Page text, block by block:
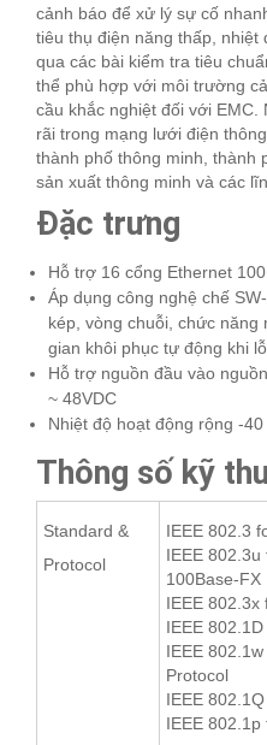
cảnh báo để xử lý sự cố
tiêu thụ điện năng thấp,
qua các bài kiểm tra tiêu
thể phù hợp với môi trường
cầu khắc nghiệt đối với
rãi trong mạng lưới điện
thành phố thông minh, thành
sản xuất thông minh và các
Đặc trưng
Hỗ trợ 16 cổng Ethernet
Áp dụng công nghệ chế
kép, vòng chuỗi, chức
gian khôi phục tự động khi
Hỗ trợ nguồn đầu vào
~ 48VDC
Nhiệt độ hoạt động rộng -
Thông số kỹ
Standard &
Protocol
IEEE 802.3
IEEE
100Base-FX
IEEE 802.3x
IEEE
IEEE
Protocol
IEEE
IEEE 802.1p